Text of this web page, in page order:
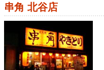
串角 北谷店